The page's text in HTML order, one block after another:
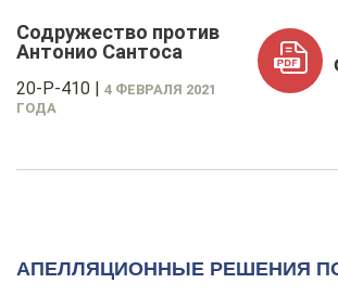
Содружество против
Антонио Сантоса
20-P-410 | 4 ФЕВРАЛЯ 2021
ГОДА
АПЕЛЛЯЦИОННЫЕ РЕШЕНИЯ